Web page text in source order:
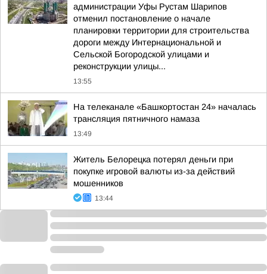
администрации Уфы Рустам Шарипов
отменил постановление о начале
планировки территории для строительства
дороги между Интернациональной и
Сельской Богородской улицами и
реконструкции улицы...
13:55
На телеканале «Башкортостан 24» началась
трансляция пятничного намаза
13:49
Житель Белорецка потерял деньги при
покупке игровой валюты из-за действий
мошенников
13:44